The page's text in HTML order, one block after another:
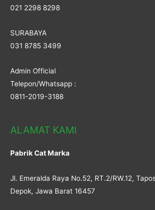
021 2298 8298
SURABAYA
031 8785 3499
Admin Official
Telepon/Whatsapp :
0811-2019-3188
ALAMAT KAMI
Pabrik Cat Marka
Jl. Emeralda Raya No.52, RT.2/RW.12,
Depok, Jawa Barat 16457